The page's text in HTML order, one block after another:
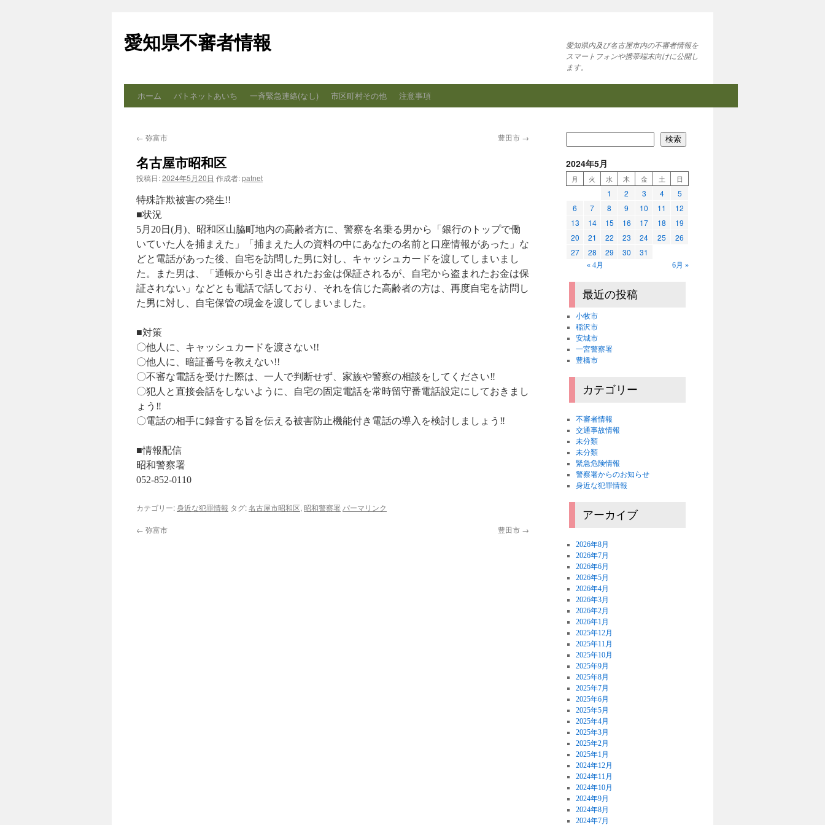
テ
ン
ス
ッ
愛知県不審者情報
愛知県内及び名古屋市内の不審者情報を
スマートフォンや携帯端末向けに公開し
ます。
ホーム パトネットあいち 一斉緊急連絡(なし) 市区町村その他 注意事項
← 弥富市 豊田市 →
名古屋市昭和区
投稿日:2024年5月20日 作成者:patnet
特殊詐欺被害の発生!!
■状況
5月20日(月)、昭和区山脇町地内の高齢者方に、警察を名乗る男から「銀行のトップで働
いていた人を捕まえた」「捕まえた人の資料の中にあなたの名前と口座情報があった」な
どと電話があった後、自宅を訪問した男に対し、キャッシュカードを渡してしまいまし
た。また男は、「通帳から引き出されたお金は保証されるが、自宅から盗まれたお金は保
証されない」などとも電話で話しており、それを信じた高齢者の方は、再度自宅を訪問し
た男に対し、自宅保管の現金を渡してしまいました。
■対策
〇他人に、キャッシュカードを渡さない!!
〇他人に、暗証番号を教えない!!
〇不審な電話を受けた際は、一人で判断せず、家族や警察の相談をしてください‼
〇犯人と直接会話をしないように、自宅の固定電話を常時留守番電話設定にしておきまし
ょう‼
〇電話の相手に録音する旨を伝える被害防止機能付き電話の導入を検討しましょう‼
■情報配信
昭和警察署
052-852-0110
カテゴリー:身近な犯罪情報 タグ:名古屋市昭和区, 昭和警察署 パーマリンク
← 弥富市 豊田市 →
検索
2024年5月
月 火 水 木 金 土 日
1 2 3 4
5
6
7 8 9 10 11
12
13
14 15 16 17 18
19
20
21 22 23 24 25
26
27
28 29 30 31
« 4月 6月 »
最近の投稿
小牧市
稲沢市
安城市
一宮警察署
豊橋市
カテゴリー
不審者情報
交通事故情報
未分類
未分類
緊急危険情報
警察署からのお知らせ
身近な犯罪情報
アーカイブ
2026年8月
2026年7月
2026年6月
2026年5月
2026年4月
2026年3月
2026年2月
2026年1月
2025年12月
2025年11月
2025年10月
2025年9月
2025年8月
2025年7月
2025年6月
2025年5月
2025年4月
2025年3月
2025年2月
2025年1月
2024年12月
2024年11月
2024年10月
2024年9月
2024年8月
2024年7月